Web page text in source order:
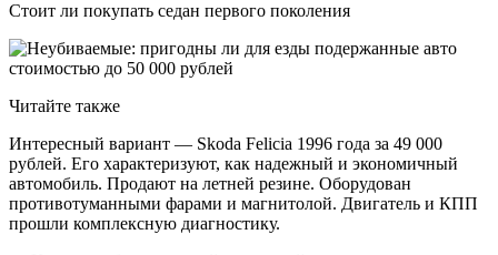
Стоит ли покупать седан первого поколения
Читайте также
Интересный вариант — Skoda Felicia 1996 года за 49 000
рублей. Его характеризуют, как надежный и экономичный
автомобиль. Продают на летней резине. Оборудован
противотуманными фарами и магнитолой. Двигатель и КПП
прошли комплексную диагностику.